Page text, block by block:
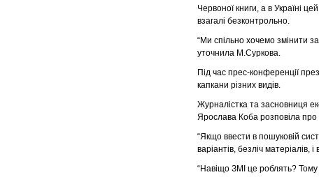
Червоної книги, а в Україні
взагалі безконтрольно.
“Ми спільно хочемо змінити
уточнила М.Суркова.
Під час прес-конференції
капкани різних видів.
Журналістка та засновниця
Ярослава Коба розповіла про
“Якщо ввести в пошуковій
варіантів, безліч
“Навіщо ЗМІ це роблять?